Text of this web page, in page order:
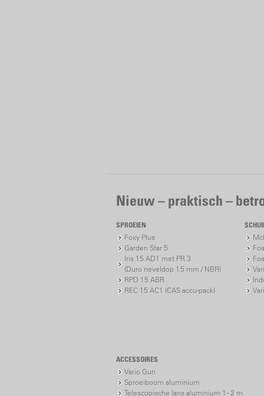
Nieuw – praktisch –
SPROEIEN
Foxy Plus
Garden Star 5
Iris 15 AD1 met PR 3
(Duro neveldop 1.5 mm / NBR)
RPD 15 ABR
REC 15 AC1 (CAS accu-pack)
ACCESSOIRES
Vario Gun
Sproeiboom aluminium
Telescopische lans aluminium 1 - 2 m